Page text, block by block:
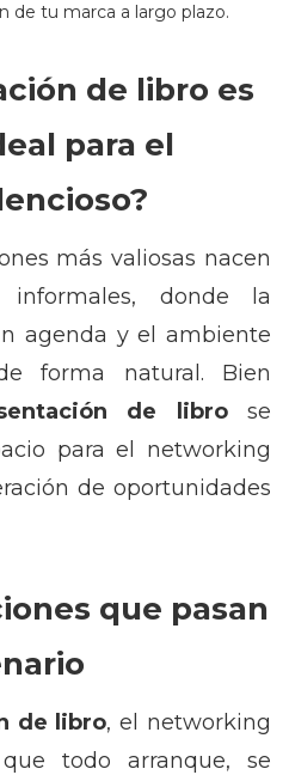
de tu marca a largo plazo.
de libro es
para el
más valiosas nacen
donde la
agenda y el ambiente
forma natural. Bien
de librose
para el networking
de oportunidades
que pasan
de libro, el networking
todo arranque, se